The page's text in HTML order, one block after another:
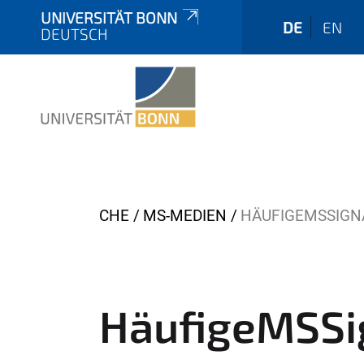
UNIVERSITÄT BONN
DEUTSCH
DE EN
Y
h
CHE MS-MEDIEN